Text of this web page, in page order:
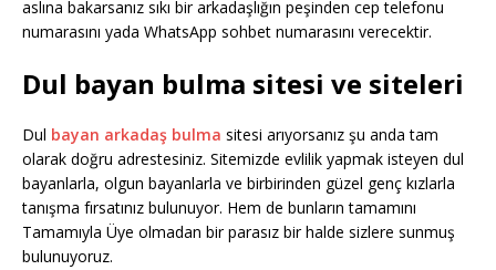
aslına bakarsanız sıkı bir arkadaşlığın peşinden cep telefonu
numarasını yada WhatsApp sohbet numarasını verecektir.
Dul bayan bulma sitesi ve siteleri
Dul bayan arkadaş bulma sitesi arıyorsanız şu anda tam
olarak doğru adrestesiniz. Sitemizde evlilik yapmak isteyen dul
bayanlarla, olgun bayanlarla ve birbirinden güzel genç kızlarla
tanışma fırsatınız bulunuyor. Hem de bunların tamamını
Tamamıyla Üye olmadan bir parasız bir halde sizlere sunmuş
bulunuyoruz.